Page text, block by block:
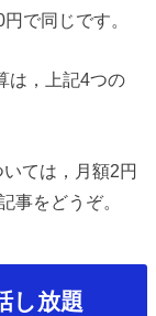
で同じです。
は，上記4つの
ては，月額2円
事をどうぞ。
し放題